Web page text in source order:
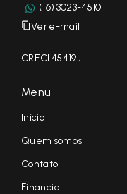
(16) 3023-4510
Ver e-mail
CRECI 45419J
Menu
Início
Quem somos
Contato
Financie